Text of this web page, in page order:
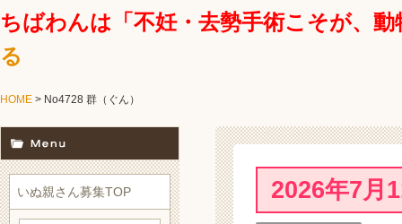
ちばわんは「不妊・去勢手術こそが、
る
HOME > No4728 群（ぐん）
2026年7月
いぬ親さん募集TOP